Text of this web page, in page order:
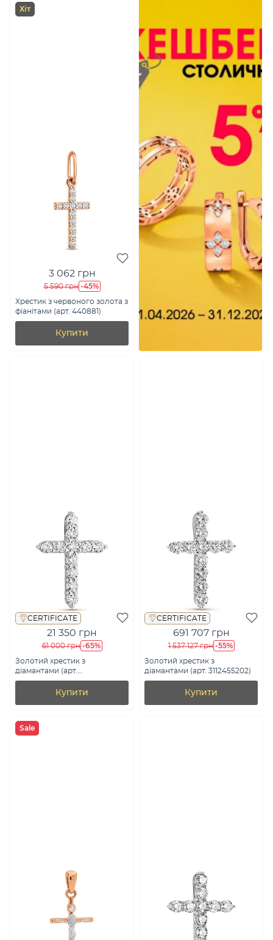
Хіт
3 062 грн
5 590 грн -45%
Хрестик з червоного золота з
фіанітами (арт. 440881)
Купити
CERTIFICATE
21 350 грн
61 000 грн -65%
Золотий хрестик з
діамантами (арт.
П011272030б)
Купити
CERTIFICATE
691 707 грн
1 537 127 грн -55%
Золотий хрестик з
діамантами (арт. 3112455202)
Купити
Sale